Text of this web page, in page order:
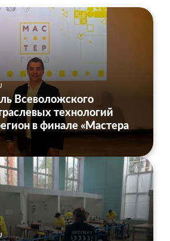
Всеволожского
технологий
в финале «Мастера